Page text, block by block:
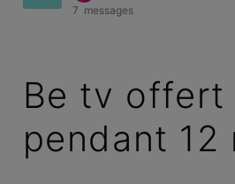
7 messages
Be tv offert
pendant 12